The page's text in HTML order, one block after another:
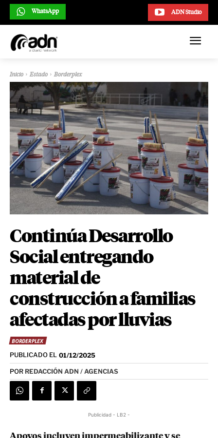
ADN Studio
WhatsApp
Inicio Estado Borderplex
Continúa Desarrollo
Social entregando
material de
construcción a familias
afectadas por lluvias
BORDERPLEX
PUBLICADO EL 01/12/2025
POR REDACCIÓN ADN / AGENCIAS
Publicidad - LB2 -